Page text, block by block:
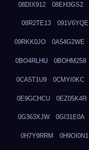
08DIX912 08EH3GS2
08R2TE13 091V6YQE
09RKK0JO 0A54G2WE
0BO4RLHU 0BOHM258
0CA5T1U9 0CMYI0KC
0E9GCHCU 0EZ05K4R
0G363XJW 0GI31E0A
0H7Y9RRM 0H9OI0N1